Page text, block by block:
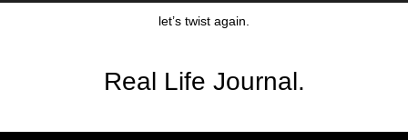
let’s twist again.
Real Life Journal.